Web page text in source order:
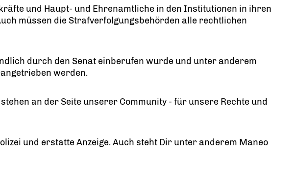
und Haupt- und Ehrenamtliche in den Institutionen in ihren
müssen die Strafverfolgungsbehörden alle rechtlichen
durch den Senat einberufen wurde und unter anderem
werden.
an der Seite unserer Community - für unsere Rechte und
und erstatte Anzeige. Auch steht Dir unter anderem Maneo